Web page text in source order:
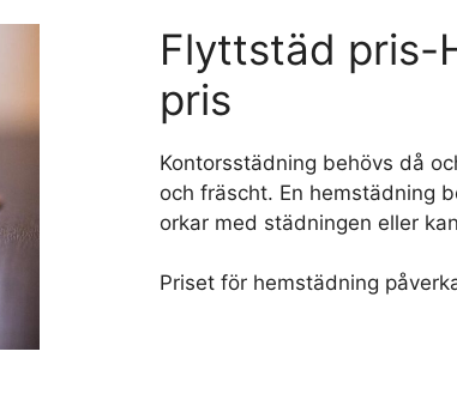
Flyttstäd pris-
pris
Kontorsstädning behövs då
och fräscht. En hemstädning
orkar med städningen eller
Priset för hemstädning